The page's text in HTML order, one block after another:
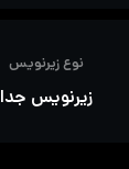
نوع زیرنویس
زیرنویس جدا